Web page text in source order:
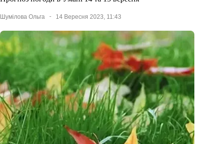
Шумілова Ольга 14 Вересня 2023, 11:43